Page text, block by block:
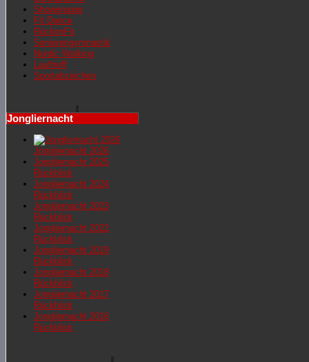
Showgruppe
Fit Dance
RückenFit
Seniorengymnastik
Nordic Walking
Lauftreff
Sportabzeichen
Jongliernacht
Jongliernacht 2026
Jongliernachr 2025
Rückblick
Jongliernacht 2024
Rückblick
Jongliernacht 2023
Rückblick
Jongliernacht 2022
Rückblick
Jongliernacht 2019
Rückblick
Jongliernacht 2018
Rückblick
Jongliernacht 2017
Rückblick
Jongliernacht 2016
Rückblick